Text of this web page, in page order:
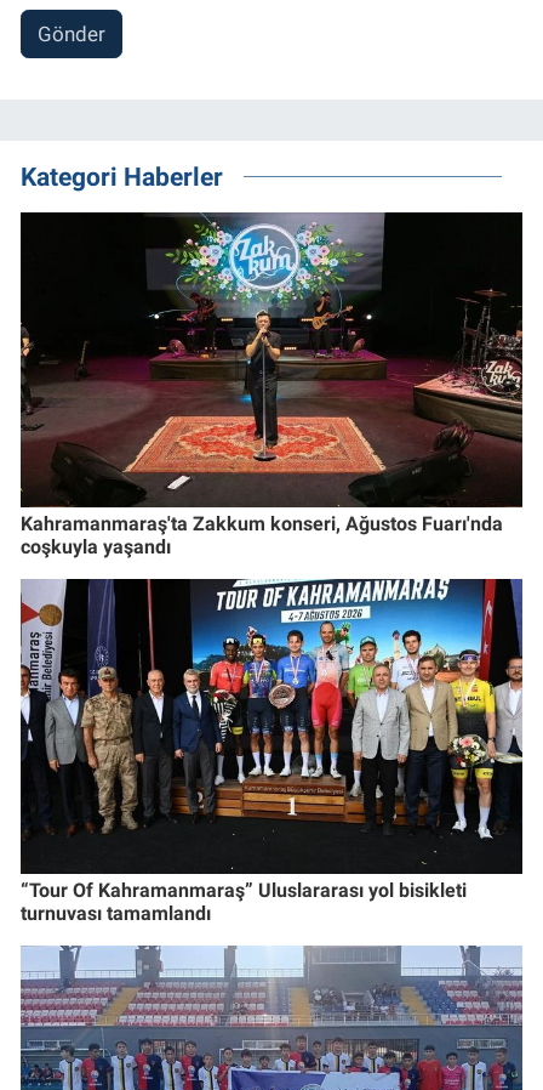
Gönder
Kategori Haberler
Kahramanmaraş'ta Zakkum konseri, Ağustos Fuarı'nda
coşkuyla yaşandı
“Tour Of Kahramanmaraş” Uluslararası yol bisikleti
turnuvası tamamlandı